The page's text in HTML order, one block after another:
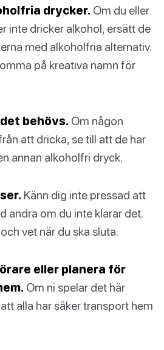
drycker. Om du eller
inte dricker alkohol, ersätt de
med alkoholfria alternativ.
på kreativa namn för
behövs. Om någon
att dricka, se till att de har
annan alkoholfri dryck.
Känn dig inte pressad att
andra om du inte klarar det.
vet när du ska sluta.
eller planera för
Om ni spelar det här
alla har säker transport hem